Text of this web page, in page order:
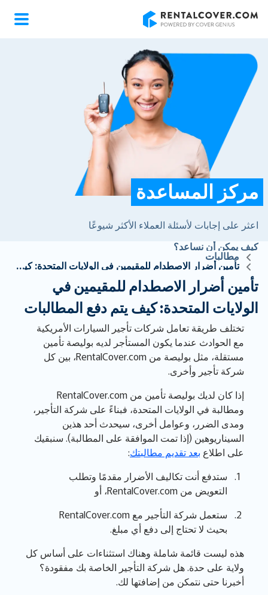
مركز المساعدة
اعثر على إجابات لأسئلة العملاء الأكثر شيوعًا
كيف يمكن أن نساعد؟
مطالبات
تأمين أضرار الاصطدام للمقيمين في الولايات المتحدة: كيف يتم دفع المطالبات
تأمين أضرار الاصطدام للمقيمين في
الولايات المتحدة: كيف يتم دفع المطالبات
تختلف طريقة تعامل شركات تأجير السيارات الأمريكية
مع الحوادث عندما يكون المستأجر لديه بوليصة تأمين
مستقلة، مثل بوليصة من RentalCover.com، بين كل
شركة تأجير وأخرى.
إذا كان لديك بوليصة تأمين من RentalCover.com
ومطالبة في الولايات المتحدة، فبناءً على شركة التأجير،
ومدى الضرر، وعوامل أخرى، سيحدث أحد هذين
السيناريوهين (إذا تمت الموافقة على المطالبة). سنبقيك
على اطلاع بعد تقديم مطالبتك:
ستدفع أنت تكاليف الأضرار مقدمًا وتطلب
التعويض من RentalCover.com، أو
ستعمل شركة التأجير مع RentalCover.com
بحيث لا تحتاج إلى دفع أي مبلغ.
هذه ليست قائمة شاملة وهناك استثناءات على أساس كل
ولاية على حدة. هل شركة التأجير الخاصة بك مفقودة؟
أخبرنا حتى نتمكن من إضافتها لك.